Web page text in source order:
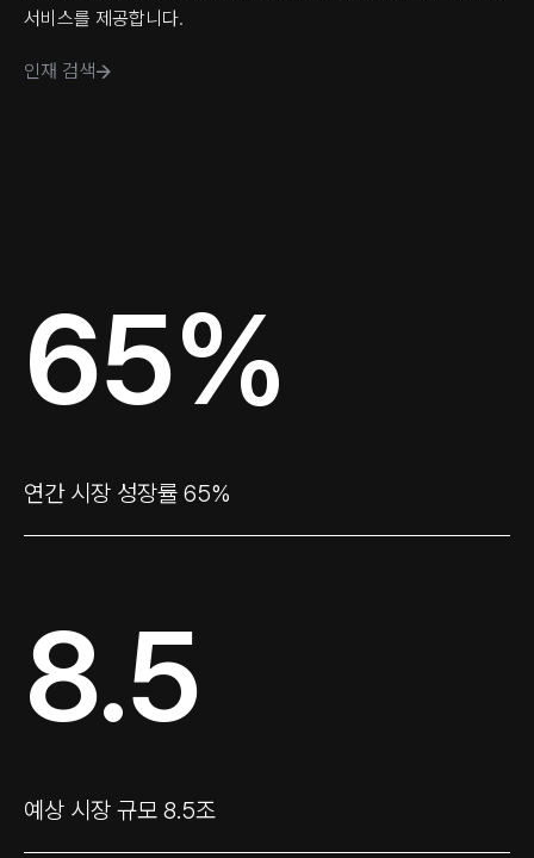
서비스를 제공합니다.
인재 검색
65%
연간 시장 성장률 65%
8.5
예상 시장 규모 8.5조